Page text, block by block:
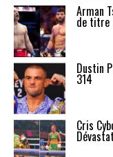
Arman
de titre
Dustin
314
Cris